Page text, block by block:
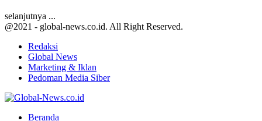
selanjutnya ...
@2021 - global-news.co.id. All Right Reserved.
Redaksi
Global News
Marketing & Iklan
Pedoman Media Siber
Beranda